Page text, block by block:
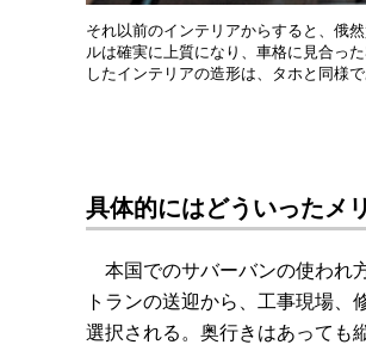
それ以前のインテリアからすると、俄
ルは確実に上質になり、車格に見合っ
したインテリアの造形は、タホと同様で
具体的にはどういったメ
本国でのサバーバンの使われ
トランの送迎から、工事現場
選択される。奥行きはあっても